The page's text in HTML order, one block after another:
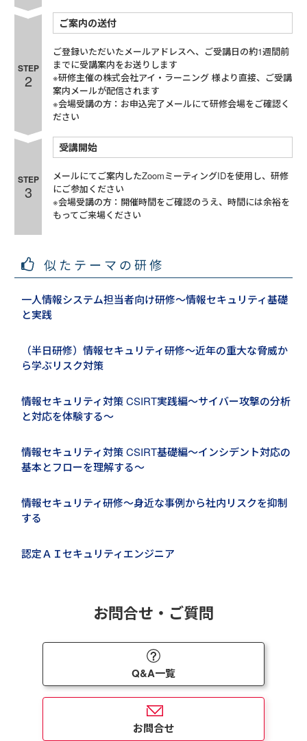
STEP
2
ご案内の送付
ご登録いただいたメールアドレスへ、ご受講日の約1週間前
までに受講案内をお送りします
※研修主催の株式会社アイ・ラーニング 様より直接、ご受講
案内メールが配信されます
※会場受講の方：お申込完了メールにて研修会場をご確認く
ださい
STEP
3
受講開始
メールにてご案内したZoomミーティングIDを使用し、研修
にご参加ください
※会場受講の方：開催時間をご確認のうえ、時間には余裕を
もってご来場ください
似たテーマの研修
一人情報システム担当者向け研修～情報セキュリティ基礎
と実践
（半日研修）情報セキュリティ研修～近年の重大な脅威か
ら学ぶリスク対策
情報セキュリティ対策 CSIRT実践編～サイバー攻撃の分析
と対応を体験する～
情報セキュリティ対策 CSIRT基礎編～インシデント対応の
基本とフローを理解する～
情報セキュリティ研修～身近な事例から社内リスクを抑制
する
認定ＡＩセキュリティエンジニア
お問合せ・ご質問
Q&A一覧
お問合せ